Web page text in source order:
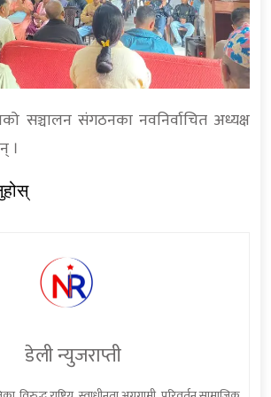
सञ्चालन संगठनका नवनिर्वाचित अध्यक्ष
।
डेली न्युजराप्ती